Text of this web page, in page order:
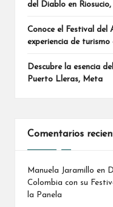
del Diablo en Riosucio,
Conoce el Festival del
experiencia de turismo
Descubre la esencia
Puerto Lleras, Meta
Comentarios
Manuela Jaramillo en
Colombia con su
la Panela